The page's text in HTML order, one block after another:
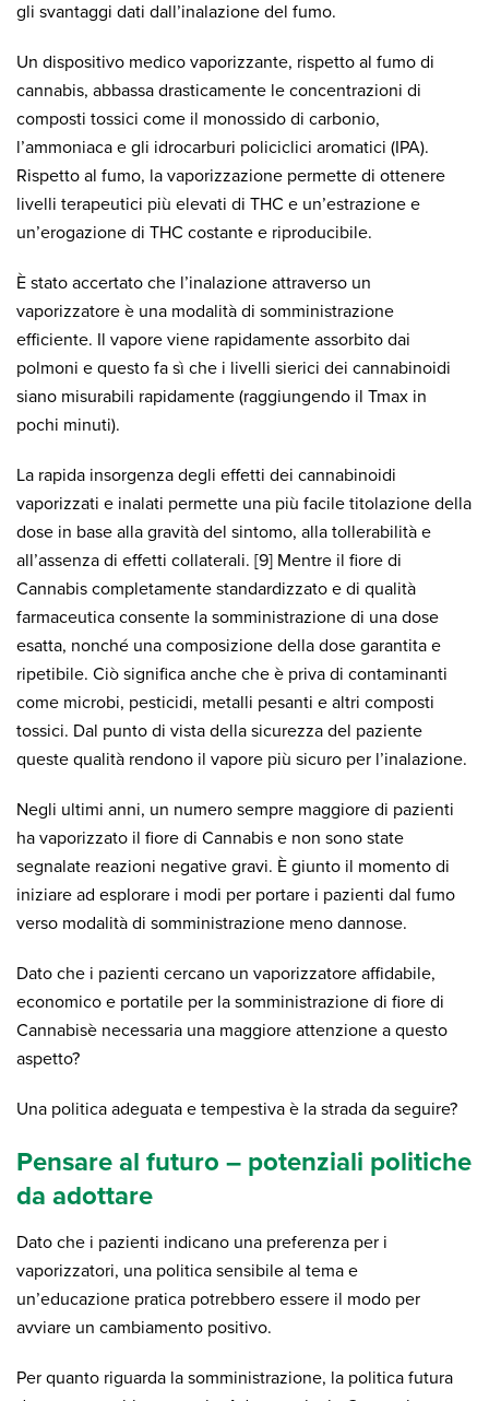
gli svantaggi dati dall’inalazione del fumo.
Un dispositivo medico vaporizzante, rispetto al fumo di
cannabis, abbassa drasticamente le concentrazioni di
composti tossici come il monossido di carbonio,
l’ammoniaca e gli idrocarburi policiclici aromatici (IPA).
Rispetto al fumo, la vaporizzazione permette di ottenere
livelli terapeutici più elevati di THC e un’estrazione e
un’erogazione di THC costante e riproducibile.
È stato accertato che l’inalazione attraverso un
vaporizzatore è una modalità di somministrazione
efficiente. Il vapore viene rapidamente assorbito dai
polmoni e questo fa sì che i livelli sierici dei cannabinoidi
siano misurabili rapidamente (raggiungendo il Tmax in
pochi minuti).
La rapida insorgenza degli effetti dei cannabinoidi
vaporizzati e inalati permette una più facile titolazione della
dose in base alla gravità del sintomo, alla tollerabilità e
all’assenza di effetti collaterali. [9] Mentre il fiore di
Cannabis completamente standardizzato e di qualità
farmaceutica consente la somministrazione di una dose
esatta, nonché una composizione della dose garantita e
ripetibile. Ciò significa anche che è priva di contaminanti
come microbi, pesticidi, metalli pesanti e altri composti
tossici. Dal punto di vista della sicurezza del paziente
queste qualità rendono il vapore più sicuro per l’inalazione.
Negli ultimi anni, un numero sempre maggiore di pazienti
ha vaporizzato il fiore di Cannabis e non sono state
segnalate reazioni negative gravi. È giunto il momento di
iniziare ad esplorare i modi per portare i pazienti dal fumo
verso modalità di somministrazione meno dannose.
Dato che i pazienti cercano un vaporizzatore affidabile,
economico e portatile per la somministrazione di fiore di
Cannabisè necessaria una maggiore attenzione a questo
aspetto?
Una politica adeguata e tempestiva è la strada da seguire?
Pensare al futuro – potenziali politiche
da adottare
Dato che i pazienti indicano una preferenza per i
vaporizzatori, una politica sensibile al tema e
un’educazione pratica potrebbero essere il modo per
avviare un cambiamento positivo.
Per quanto riguarda la somministrazione, la politica futura